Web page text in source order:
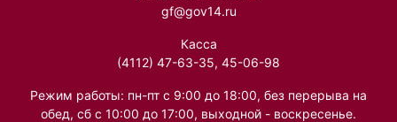
gf@gov14.ru
Касса
(4112) 47-63-35, 45-06-98
Режим работы: пн-пт с 9:00 до 18:00, без перерыва на
обед, сб с 10:00 до 17:00, выходной - воскресенье.